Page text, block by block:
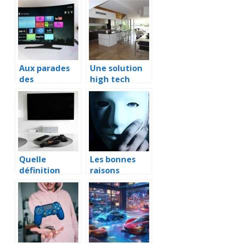
Aux parades
des
graphismes
poste
téléviseur
Une solution
high tech
pour analyser
tout son
environneme
nt
Quelle
définition
pour votre
télévision?
Les bonnes
raisons
d’utiliser un
pseudo sur
internet